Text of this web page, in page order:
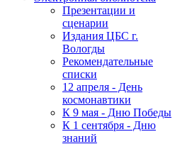
Презентации и
сценарии
Издания ЦБС г.
Вологды
Рекомендательные
списки
12 апреля - День
космонавтики
К 9 мая - Дню Победы
К 1 сентября - Дню
знаний